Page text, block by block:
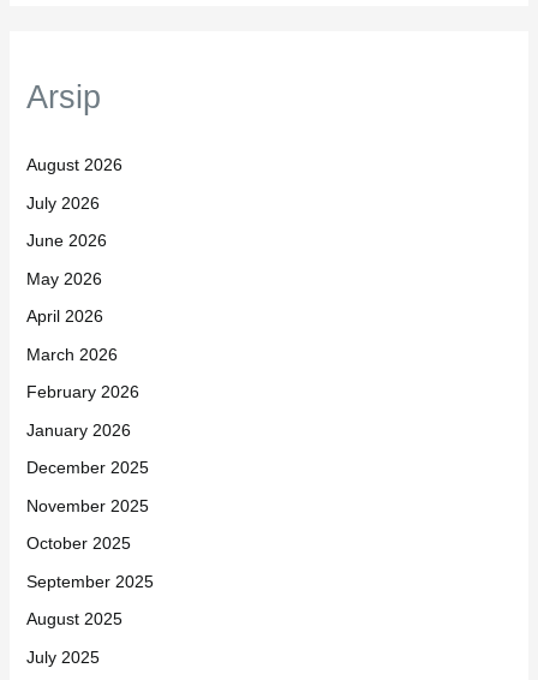
Arsip
August 2026
July 2026
June 2026
May 2026
April 2026
March 2026
February 2026
January 2026
December 2025
November 2025
October 2025
September 2025
August 2025
July 2025